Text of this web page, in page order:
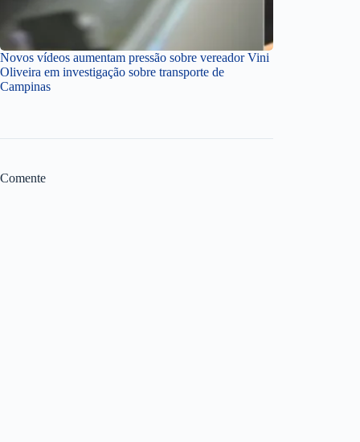
Novos vídeos aumentam pressão sobre vereador Vini
Oliveira em investigação sobre transporte de
Campinas
Comente